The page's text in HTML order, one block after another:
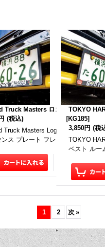
ート フレーム
レイズド ワー
ト フレーム [DGBP021]
レイズド 金子屋 ロゴ ライセ
枚の価格です。 前後で装着する…
Truck Masters ロゴ ライセンス プ
(税込)
Truck Masters Logo License Plate
ンス プレート フレーム こちらの
TOKYO
[KG185]
3,850円 (税
TOKYO
ベスト ルー
1 2 次 »